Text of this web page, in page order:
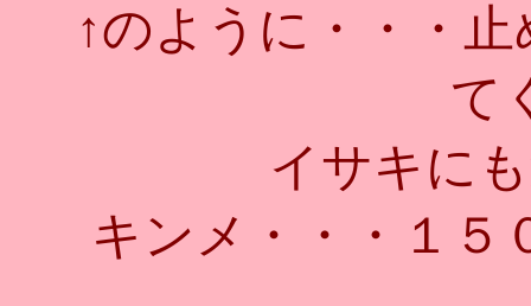
↑のように・・・
て
イサキに
キンメ・・・１５